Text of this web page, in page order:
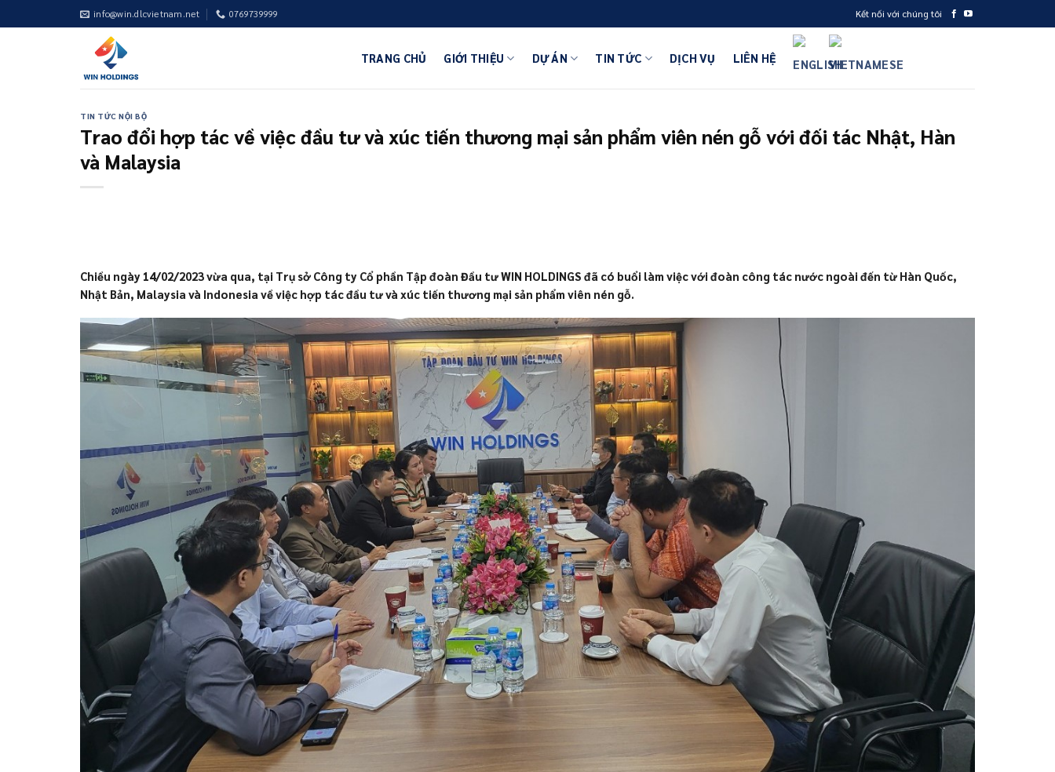
to
info@win.dlcvietnam.net 0769739999 Kết nối với chúng tôi
TRANG CHỦ GIỚI THIỆU DỰ ÁN TIN TỨC DỊCH VỤ LIÊN HỆ
TIN TỨC NỘI BỘ
Trao đổi hợp tác về việc đầu tư và xúc tiến thương mại sản phẩm viên nén gỗ với đối tác Nhật, Hàn
và Malaysia
Chiều ngày 14/02/2023 vừa qua, tại Trụ sở Công ty Cổ phần Tập đoàn Đầu tư WIN HOLDINGS đã có buổi làm việc với đoàn công tác nước ngoài đến từ Hàn Quốc,
Nhật Bản, Malaysia và Indonesia về việc hợp tác đầu tư và xúc tiến thương mại sản phẩm viên nén gỗ.